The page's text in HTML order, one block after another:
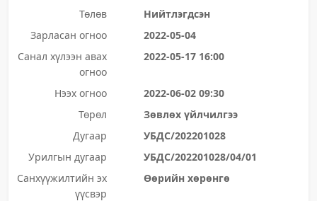
Төлөв
Нийтлэгдсэн
Зарласан огноо
2022-05-04
Санал хүлээн авах
огноо
2022-05-17 16:00
Нээх огноо
2022-06-02 09:30
Төрөл
Зөвлөх үйлчилгээ
Дугаар
УБДС/202201028
Урилгын дугаар
УБДС/202201028/04/01
Санхүүжилтийн эх
үүсвэр
Өөрийн хөрөнгө